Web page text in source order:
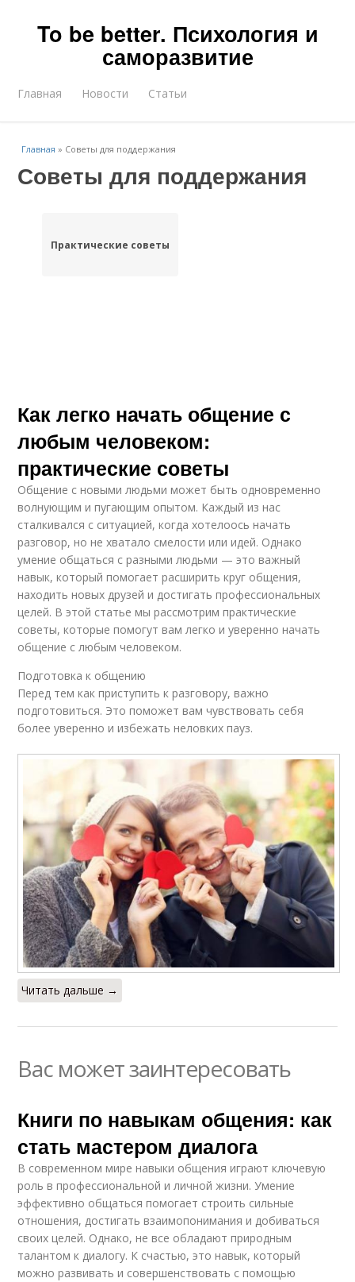
To be better. Психология и
саморазвитие
Главная Новости Статьи
Главная » Советы для поддержания
Советы для поддержания
Практические советы
Как легко начать общение с
любым человеком:
практические советы
Общение с новыми людьми может быть одновременно
волнующим и пугающим опытом. Каждый из нас
сталкивался с ситуацией, когда хотелоось начать
разговор, но не хватало смелости или идей. Однако
умение общаться с разными людьми — это важный
навык, который помогает расширить круг общения,
находить новых друзей и достигать профессиональных
целей. В этой статье мы рассмотрим практические
советы, которые помогут вам легко и уверенно начать
общение с любым человеком.
Подготовка к общению
Перед тем как приступить к разговору, важно
подготовиться. Это поможет вам чувствовать себя
более уверенно и избежать неловких пауз.
Читать дальше →
Вас может заинтересовать
Книги по навыкам общения: как
стать мастером диалога
В современном мире навыки общения играют ключевую
роль в профессиональной и личной жизни. Умение
эффективно общаться помогает строить сильные
отношения, достигать взаимопонимания и добиваться
своих целей. Однако, не все обладают природным
талантом к диалогу. К счастью, это навык, который
можно развивать и совершенствовать с помощью